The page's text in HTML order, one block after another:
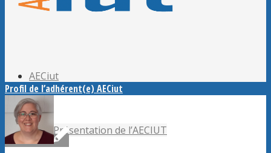
AECiut
Présentation de l’AECIUT
Profil de l’adhérent(e) AECiut